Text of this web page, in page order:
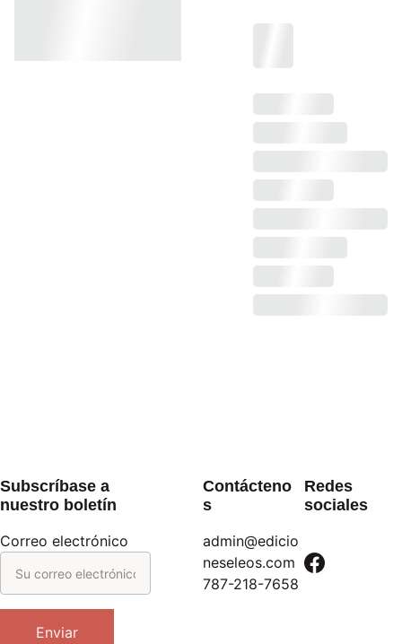
Contácteno
s
Correo electrónico
Enviar
admin@edicio
neseleos.com
Redes
sociales
Subscríbase a
nuestro boletín
787-218-7658